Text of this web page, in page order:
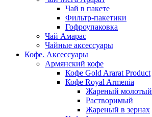
Чай в пакете
Фильтр-пакетики
Гофроупаковка
Чай Амарас
Чайные аксессуары
Кофе. Аксессуары
Армянский кофе
Кофе Gold Ararat Product
Кофе Royal Armenia
Жареный молотый
Растворимый
Жареный в зернах